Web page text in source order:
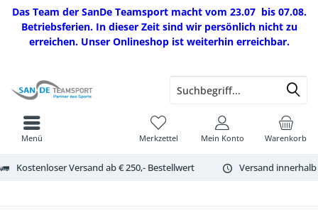
Das Team der SanDe Teamsport macht vom 23.07 bis 07.08.
Betriebsferien. In dieser Zeit sind wir persönlich nicht zu
erreichen. Unser Onlineshop ist weiterhin erreichbar.
Kostenloser Versand ab € 250,- Bestellwert Versand
Warenkorb
Merkzettel Mein Konto
Menü